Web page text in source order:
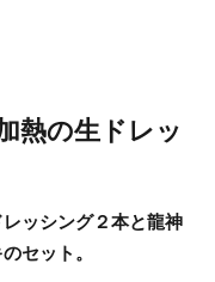
熱の生ドレッ
ッシング２本と龍神
セット。